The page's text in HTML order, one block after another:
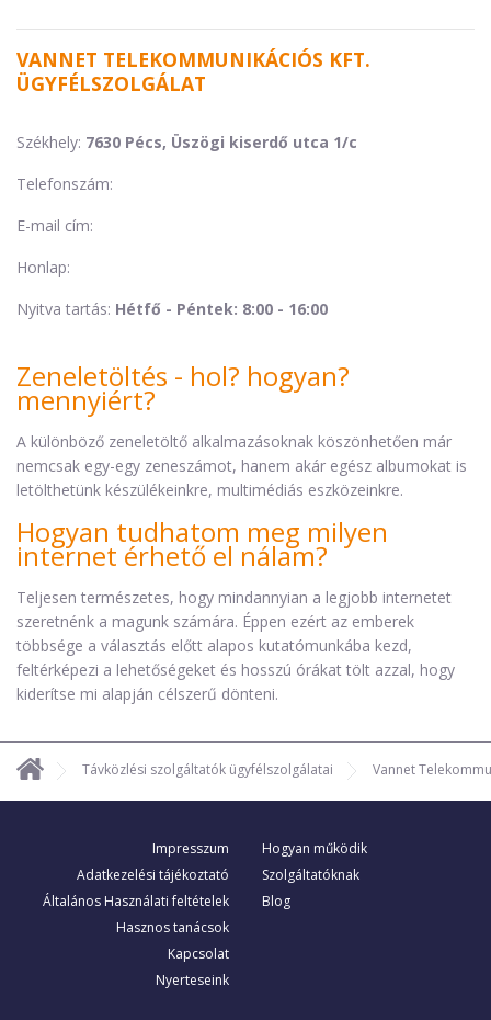
VANNET TELEKOMMUNIKÁCIÓS KFT.
ÜGYFÉLSZOLGÁLAT
Székhely: 7630 Pécs, Üszögi kiserdő utca 1/c
Telefonszám:
E-mail cím:
Honlap:
Nyitva tartás: Hétfő - Péntek: 8:00 - 16:00
Zeneletöltés - hol? hogyan?
mennyiért?
A különböző zeneletöltő alkalmazásoknak köszönhetően már
nemcsak egy-egy zeneszámot, hanem akár egész albumokat is
letölthetünk készülékeinkre, multimédiás eszközeinkre.
Hogyan tudhatom meg milyen
internet érhető el nálam?
Teljesen természetes, hogy mindannyian a legjobb internetet
szeretnénk a magunk számára. Éppen ezért az emberek
többsége a választás előtt alapos kutatómunkába kezd,
feltérképezi a lehetőségeket és hosszú órákat tölt azzal, hogy
kiderítse mi alapján célszerű dönteni.
Távközlési szolgáltatók ügyfélszolgálatai Vannet
Impresszum
Adatkezelési tájékoztató
Általános Használati feltételek
Hasznos tanácsok
Kapcsolat
Nyerteseink
Hogyan működik
Szolgáltatóknak
Blog